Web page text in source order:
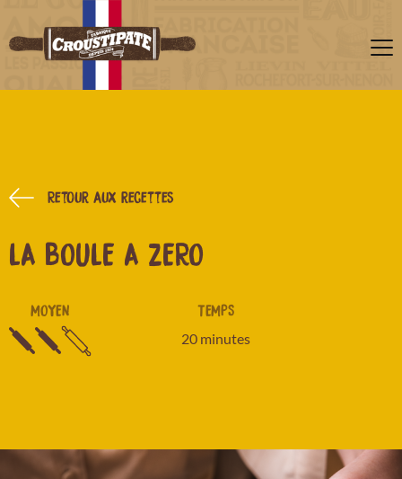
Retour aux recettes
LA BOULE A ZERO
MOYEN TEMPS
20 minutes